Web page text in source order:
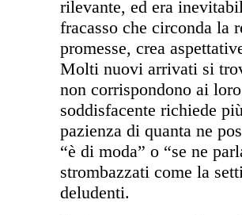
rilevante, ed era
fracasso che circonda la
promesse, crea
Molti nuovi arrivati si
non corrispondono ai
soddisfacente richiede
pazienza di quanta ne
“è di moda” o “se ne
strombazzati come la
deludenti.